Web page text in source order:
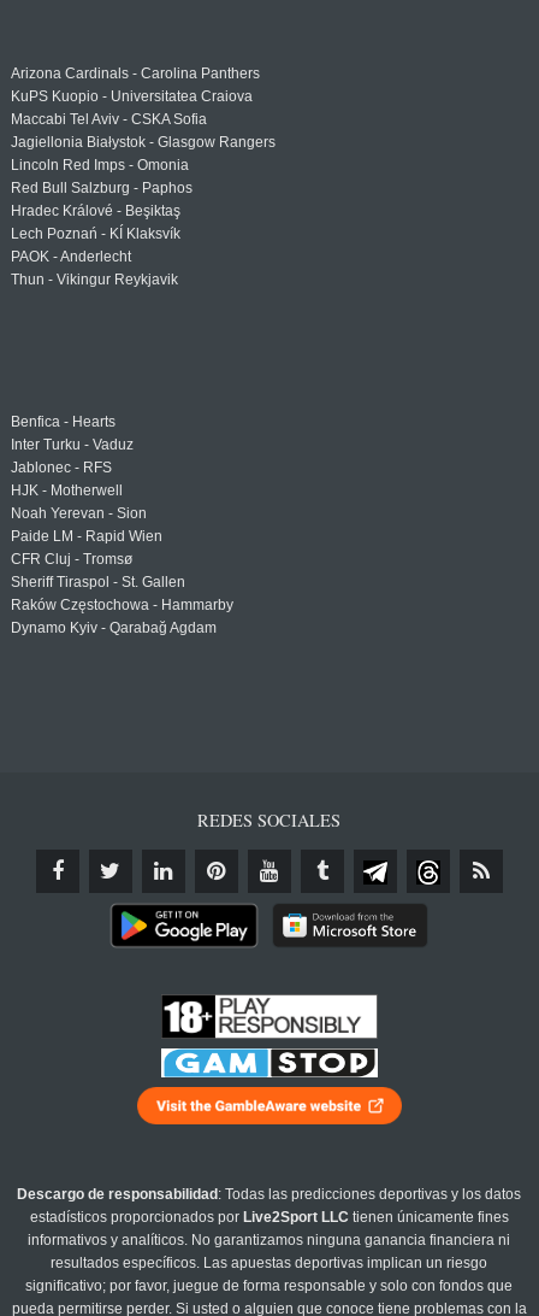
Arizona Cardinals - Carolina Panthers
KuPS Kuopio - Universitatea Craiova
Maccabi Tel Aviv - CSKA Sofia
Jagiellonia Białystok - Glasgow Rangers
Lincoln Red Imps - Omonia
Red Bull Salzburg - Paphos
Hradec Králové - Beşiktaş
Lech Poznań - KÍ Klaksvík
PAOK - Anderlecht
Thun - Vikingur Reykjavik
Benfica - Hearts
Inter Turku - Vaduz
Jablonec - RFS
HJK - Motherwell
Noah Yerevan - Sion
Paide LM - Rapid Wien
CFR Cluj - Tromsø
Sheriff Tiraspol - St. Gallen
Raków Częstochowa - Hammarby
Dynamo Kyiv - Qarabağ Agdam
REDES SOCIALES
Descargo de responsabilidad : Todas las predicciones deportivas y los datos
estadísticos proporcionados por Live2Sport LLC tienen únicamente fines
informativos y analíticos. No garantizamos ninguna ganancia financiera ni
resultados específicos. Las apuestas deportivas implican un riesgo
significativo; por favor, juegue de forma responsable y solo con fondos que
pueda permitirse perder. Si usted o alguien que conoce tiene problemas con la